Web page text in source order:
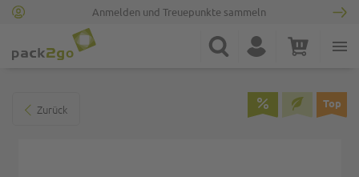
Anmelden und Treuepunkte sammeln
Suche Konto Warenkorb
Zurück Top